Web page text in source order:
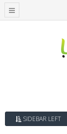
SIDEBAR LEFT